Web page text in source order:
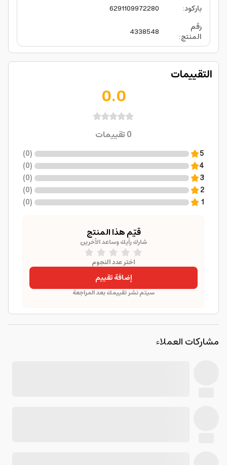
باركود:
6291109972280
رقم
المنتج:
4338548
التقييمات
0.0
0تقييمات
5
(
0
)
4
(
0
)
3
(
0
)
2
(
0
)
1
(
0
)
قيّم هذا المنتج
شارك رأيك وساعد الآخرين
اختر عدد النجوم
إضافة تقييم
سيتم نشر تقييمك بعد المراجعة
مشاركات العملاء